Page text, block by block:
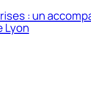
: un
Lyon